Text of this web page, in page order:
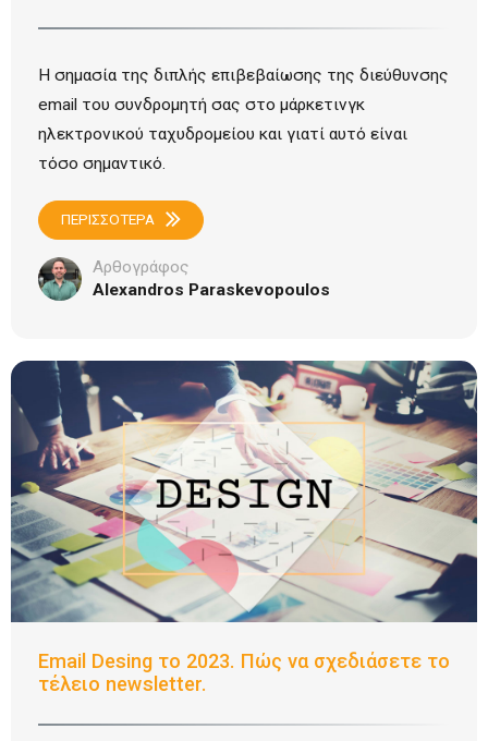
Η σημασία της διπλής επιβεβαίωσης της διεύθυνσης
email του συνδρομητή σας στο μάρκετινγκ
ηλεκτρονικού ταχυδρομείου και γιατί αυτό είναι
τόσο σημαντικό.
ΠΕΡΙΣΣΟΤΕΡΑ
Αρθογράφος
Alexandros Paraskevopoulos
Email Desing το 2023. Πώς να σχεδιάσετε το
τέλειο newsletter.